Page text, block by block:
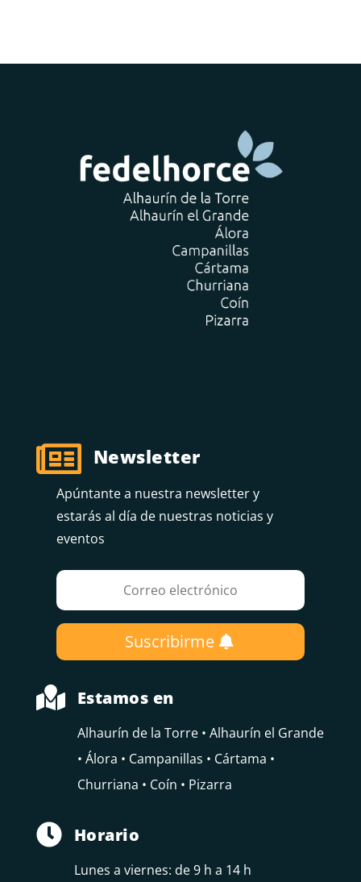
 Newsletter
Apúntante a nuestra newsletter y
estarás al día de nuestras noticias y
eventos
Suscribirme
 Estamos en
Alhaurín de la Torre • Alhaurín el Grande
• Álora • Campanillas • Cártama •
Churriana • Coín • Pizarra
 Horario
Lunes a viernes: de 9 h a 14 h